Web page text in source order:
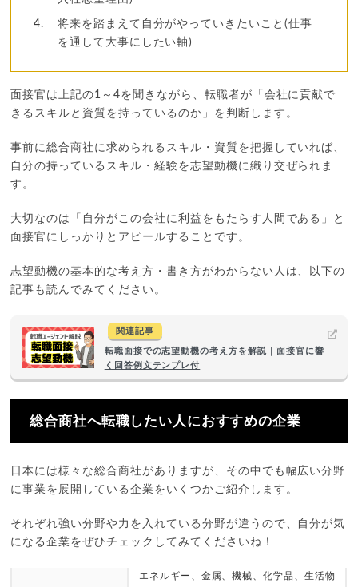
将来を踏まえて自分がやっていきたいこと(仕事
を通して大事にしたい軸)
面接官は上記の1～4を聞きながら、転職者が「会社に貢献で
きるスキルと資質を持っているのか」を判断します。
事前に総合商社に求められるスキル・資質を把握していれば、
自分の持っているスキル・経験を志望動機に織り交ぜられま
す。
大切なのは「自分がこの会社に利益をもたらす人間である」と
面接官にしっかりとアピールすることです。
志望動機の基本的な考え方・書き方がわからない人は、以下の
記事も読んでみてください。
関連記事
転職面接での志望動機の考え方を解説｜面接官に響
く回答例文テンプレ付
総合商社へ転職したい人におすすめの企業
日本には様々な総合商社がありますが、その中でも幅広い分野
に事業を展開している企業をいくつかご紹介します。
それぞれ強い分野や力を入れている分野が違うので、自分が気
になる企業をぜひチェックしてみてくださいね！
エネルギー、金属、機械、化学品、生活物